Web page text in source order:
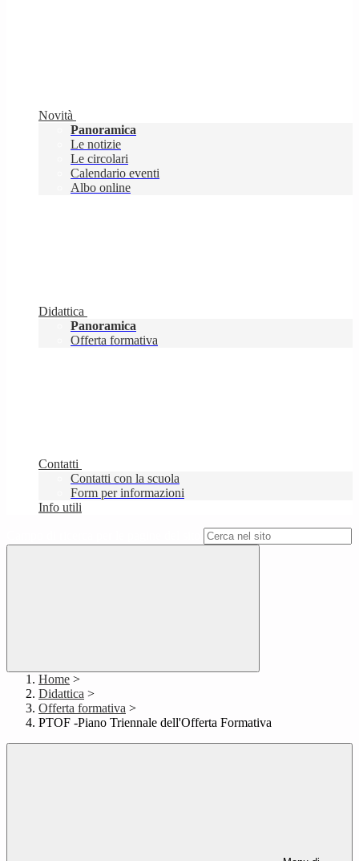
Novità
Panoramica
Le notizie
Le circolari
Calendario eventi
Albo online
Didattica
Panoramica
Offerta formativa
Contatti
Contatti con la scuola
Form per informazioni
Info utili
Home >
Didattica >
Offerta formativa >
PTOF -Piano Triennale dell'Offerta Formativa